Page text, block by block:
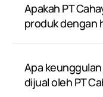
Apakah PT
produk dengan
Apa
dijual oleh PT